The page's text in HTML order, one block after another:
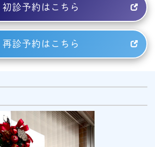
初診予約はこちら
再診予約はこちら